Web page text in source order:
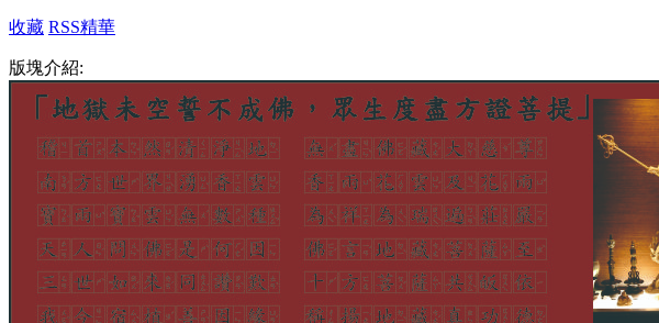
收藏 RSS精華
版塊介紹: